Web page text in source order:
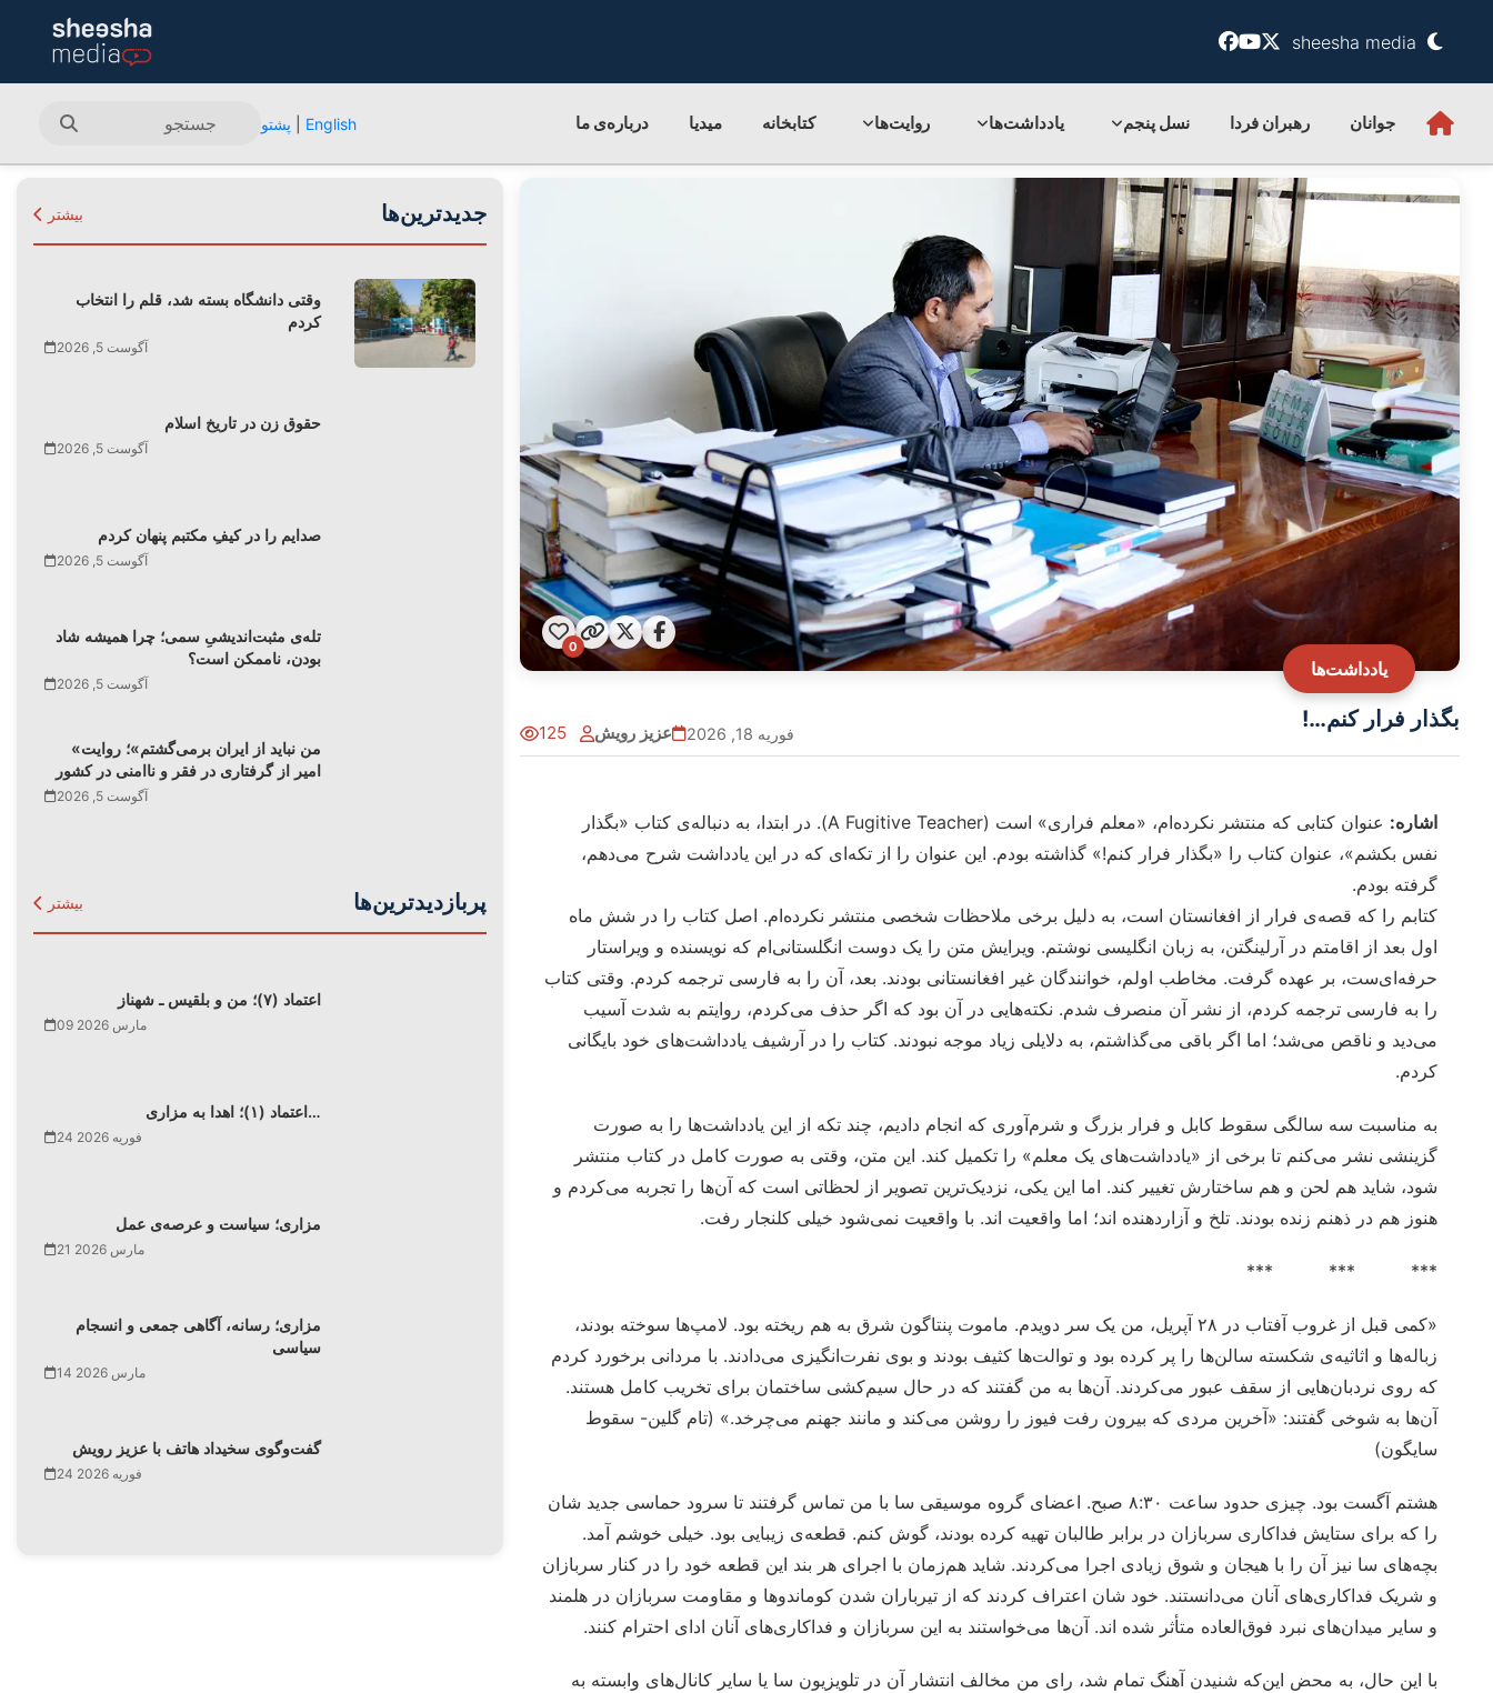
sheesha media
جوانان رهبران فردا نسل پنجم یادداشت‌ها روایت‌ها کتابخانه میدیا درباره‌ی‌ ما English پشتو
یادداشت‌ها
0
بگذار فرار کنم…!
125 عزیز رویش فوریه 18, 2026
اشاره:
عنوان کتابی که منتشر نکرده‌ام، «معلم فراری» است (A Fugitive Teacher). در ابتدا، به دنباله‌ی کتاب «بگذار
نفس بکشم»، عنوان کتاب را «بگذار فرار کنم!» گذاشته بودم. این عنوان را از تکه‌ای که در این یادداشت شرح می‌دهم،
گرفته بودم.
کتابم را که قصه‌ی فرار از افغانستان است، به دلیل برخی ملاحظات شخصی منتشر نکرده‌ام. اصل کتاب را در شش ماه
اول بعد از اقامتم در آرلینگتن، به زبان انگلیسی نوشتم. ویرایش متن را یک دوست انگلستانی‌ام که نویسنده و ویراستار
حرفه‌ای‌ست، بر عهده گرفت. مخاطب اولم، خوانندگان غیر افغانستانی بودند. بعد، آن را به فارسی ترجمه کردم. وقتی کتاب
را به فارسی ترجمه کردم، از نشر آن منصرف شدم. نکته‌هایی در آن بود که اگر حذف می‌کردم، روایتم به شدت آسیب
می‌دید و ناقص می‌شد؛ اما اگر باقی می‌گذاشتم، به دلایلی زیاد موجه نبودند. کتاب را در آرشیف یادداشت‌های خود بایگانی
کردم.
به مناسبت سه سالگی سقوط کابل و فرار بزرگ و شرم‌آوری که انجام دادیم، چند تکه از این یادداشت‌ها را به صورت
گزینشی نشر می‌کنم تا برخی از «یادداشت‌های یک معلم» را تکمیل کند. این متن، وقتی به صورت کامل در کتاب منتشر
شود، شاید هم لحن و هم ساختارش تغییر کند. اما این یکی، نزدیک‌ترین تصویر از لحظاتی است که آن‌ها را تجربه می‌کردم و
هنوز هم در ذهنم زنده بودند. تلخ و آزاردهنده اند؛ اما واقعیت اند. با واقعیت نمی‌شود خیلی کلنجار رفت.
*** *** ***
«کمی قبل از غروب آفتاب در ۲۸ آپریل، من یک سر دویدم. ماموت پنتاگون شرق به هم ریخته بود. لامپ‌ها سوخته بودند،
زباله‌ها و اثاثیه‌ی شکسته سالن‌ها را پر کرده بود و توالت‌ها کثیف بودند و بوی نفرت‌انگیزی می‌دادند. با مردانی برخورد کردم
که روی نردبان‌هایی از سقف عبور می‌کردند. آن‌ها به من گفتند که در حال سیم‌کشی ساختمان برای تخریب کامل هستند.
آن‌ها به شوخی گفتند: «آخرین مردی که بیرون رفت فیوز را روشن می‌کند و مانند جهنم می‌چرخد.» (تام گلین- سقوط
سایگون)
هشتم آگست بود. چیزی حدود ساعت ۸:۳۰ صبح. اعضای گروه موسیقی سا با من تماس گرفتند تا سرود حماسی جدید شان
را که برای ستایش فداکاری سربازان در برابر طالبان تهیه کرده بودند، گوش کنم. قطعه‌ی زیبایی بود. خیلی خوشم آمد.
بچه‌های سا نیز آن را با هیجان و شوق زیادی اجرا می‌کردند. شاید هم‌زمان با اجرای هر بند این قطعه خود را در کنار سربازان
و شریک فداکاری‌های آنان می‌دانستند. خود شان اعتراف کردند که از تیرباران شدن کوماندوها و مقاومت سربازان در هلمند
و سایر میدان‌های نبرد فوق‌العاده متأثر شده اند. آن‌ها می‌خواستند به این سربازان و فداکاری‌های آنان ادای احترام کنند.
با این حال، به محض این‌که شنیدن آهنگ تمام شد، رای من مخالف انتشار آن در تلویزیون سا یا سایر کانال‌های وابسته به
جدیدترین‌ها بیشتر
وقتی دانشگاه بسته شد، قلم را انتخاب
کردم
آگوست 5, 2026
حقوق زن در تاریخ اسلام
آگوست 5, 2026
صدایم را در کیفِ مکتبم پنهان کردم
آگوست 5, 2026
تله‌‌ی مثبت‌اندیشیِ سمی؛ چرا همیشه شاد
بودن، ناممکن است؟
آگوست 5, 2026
«من نباید از ایران برمی‌گشتم»؛ روایت
امیر از گرفتاری در فقر و ناامنی در کشور
آگوست 5, 2026
پربازدیدترین‌ها بیشتر
اعتماد (۷)؛ من و بلقیس ـ شهناز
09 مارس 2026
اعتماد (۱)؛ اهدا به مزاری…
24 فوریه 2026
مزاری؛ سیاست و عرصه‌ی عمل
21 مارس 2026
مزاری؛ رسانه، آگاهی جمعی و انسجام
سیاسی
14 مارس 2026
گفت‌وگوی سخیداد هاتف با عزیز رویش
24 فوریه 2026